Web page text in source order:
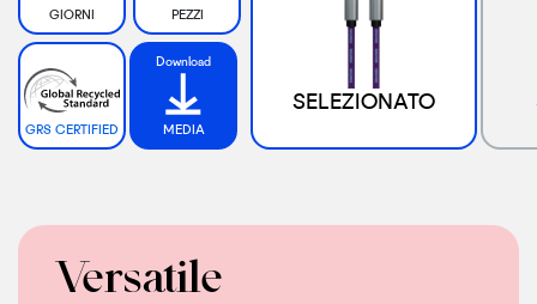
GIORNI PEZZI
GRS CERTIFIED
Download
MEDIA
SELEZIONATO
Versatile